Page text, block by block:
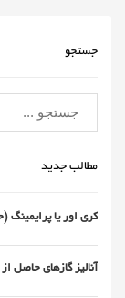
جستجو
مطالب جدید
کری اور یا پرایمینگ
آنالیز گازهای حاصل